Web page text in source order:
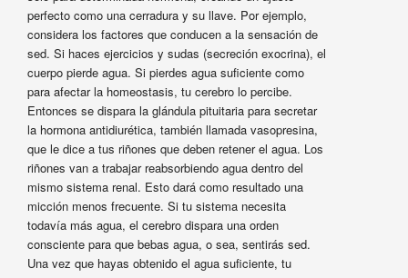
perfecto como una cerradura y su llave. Por ejemplo,
considera los factores que conducen a la sensación de
sed. Si haces ejercicios y sudas (secreción exocrina), el
cuerpo pierde agua. Si pierdes agua suficiente como
para afectar la homeostasis, tu cerebro lo percibe.
Entonces se dispara la glándula pituitaria para secretar
la hormona antidiurética, también llamada vasopresina,
que le dice a tus riñones que deben retener el agua. Los
riñones van a trabajar reabsorbiendo agua dentro del
mismo sistema renal. Esto dará como resultado una
micción menos frecuente. Si tu sistema necesita
todavía más agua, el cerebro dispara una orden
consciente para que bebas agua, o sea, sentirás sed.
Una vez que hayas obtenido el agua suficiente, tu